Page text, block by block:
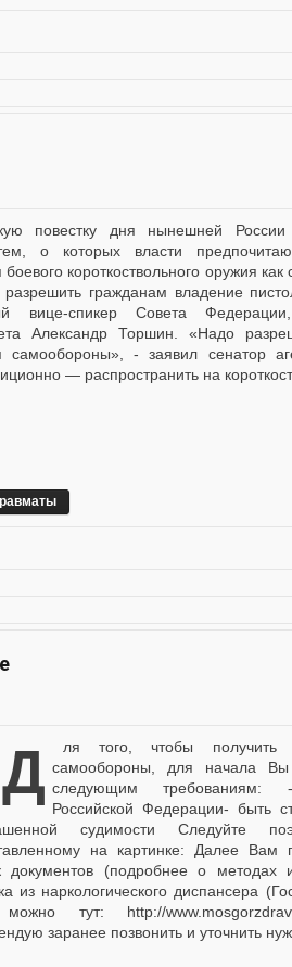
о которых власти
боевого короткоствольного оружия
гражданам владение
вице-спикер Совета
Александр Торшин. «Надо
- заявил сенатор
— распространить на
Для того, чтобы получить лицензию на оружие самообороны, для начала Вы
следующим требованиям:
Российской Федерации- быть
судимости Следуйте
на картинке: Далее Вам
документов (подробнее о методах
из наркологического диспансера
тут: http://
заранее позвонить и уточнить